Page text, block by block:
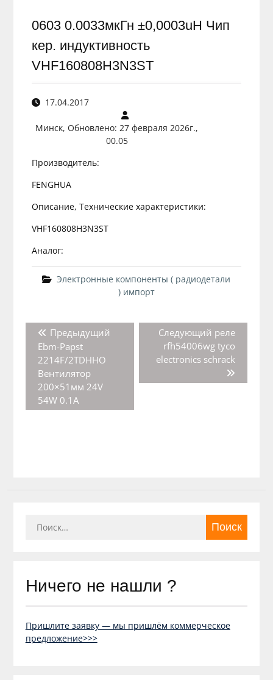
0603 0.0033мкГн ±0,0003uH Чип
кер. индуктивность
VHF160808H3N3ST
17.04.2017
Минск, Обновлено: 27 февраля 2026г.,
00.05
Производитель:
FENGHUA
Описание, Технические характеристики:
VHF160808H3N3ST
Аналог:
Электронные компоненты ( радиодетали
) импорт
записям
Предыдущий Предыдущая
Ebm-Papst
2214F/2TDHHO
Вентилятор
200×51мм 24V
54W 0.1A
Следующий Следующая
запись:
реле
rfh54006wg tyco
electronics schrack
Ничего не нашли ?
Пришлите заявку — мы пришлём коммерческое
предложение>>>